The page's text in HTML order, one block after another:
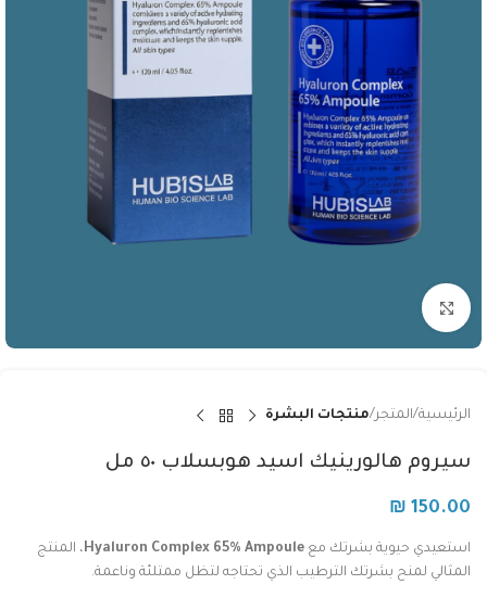
Click to enlarge
الرئيسية المتجر منتجات البشرة
سيروم هالورينيك اسيد هوبسلاب ٥٠ مل
₪ 150.00
استعيدي حيوية بشرتك مع Hyaluron Complex 65% Ampoule، المنتج
المثالي لمنح بشرتك الترطيب الذي تحتاجه لتظل ممتلئة وناعمة.